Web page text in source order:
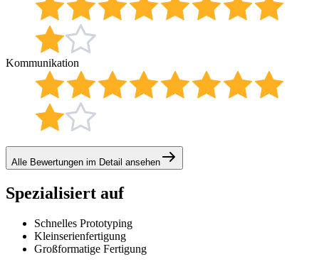
Kommunikation
Alle Bewertungen im Detail ansehen
Spezialisiert auf
Schnelles Prototyping
Kleinserienfertigung
Großformatige Fertigung